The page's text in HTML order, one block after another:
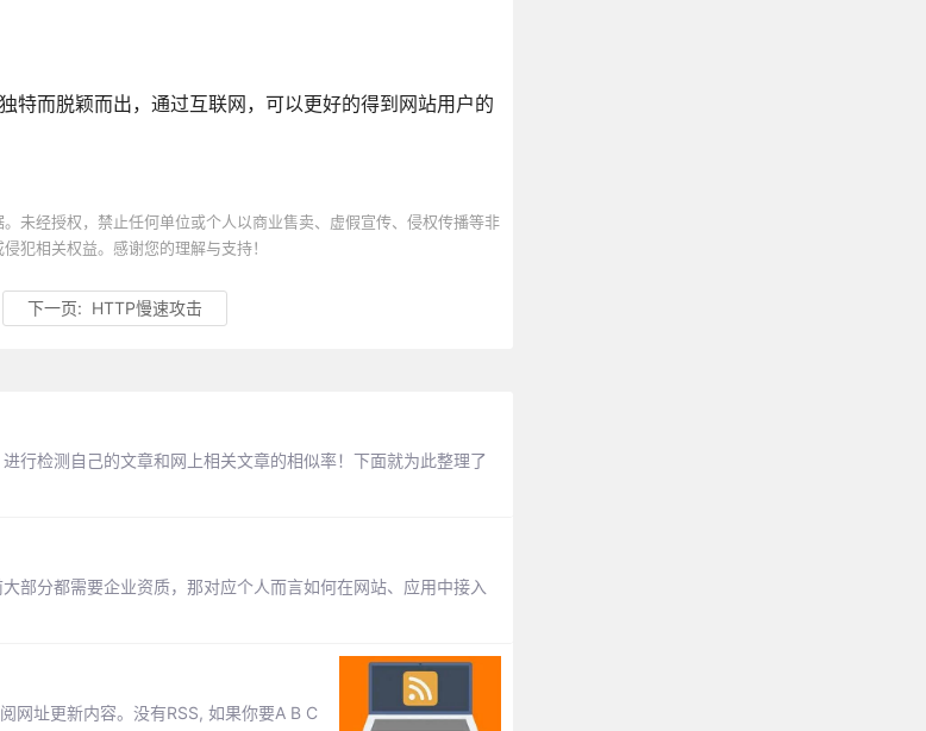
特而脱颖而出，通过互联网，可以更好的得到网站用户的
未经授权，禁止任何单位或个人以商业售卖、虚假宣传、侵权传播等非
犯相关权益。感谢您的理解与支持！
下一页: HTTP慢速攻击
行检测自己的文章和网上相关文章的相似率！下面就为此整理了
部分都需要企业资质，那对应个人而言如何在网站、应用中接入
网址更新内容。没有RSS, 如果你要A B C